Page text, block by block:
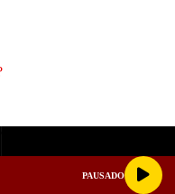
PAUSADO